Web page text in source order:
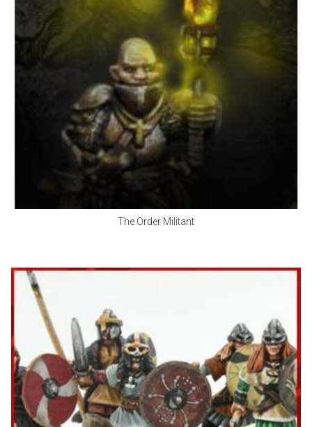
The Order Militant